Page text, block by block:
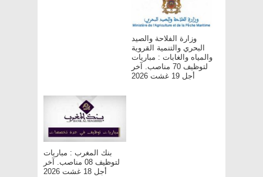
وزارة الفلاحة والصيد
البحري والتنمية القروية
والمياه والغابات : مباريات
لتوظيف 70 مناصب. آخر
أجل 19 غشت 2026
بنك المغرب : مباريات
لتوظيف 08 مناصب. آخر
أجل 18 غشت 2026